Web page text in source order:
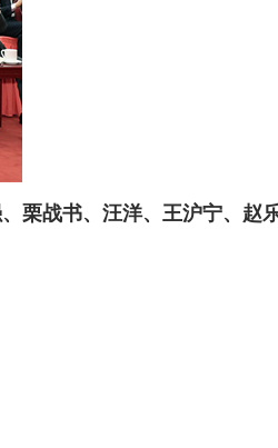
栗战书、汪洋、王沪宁、赵乐